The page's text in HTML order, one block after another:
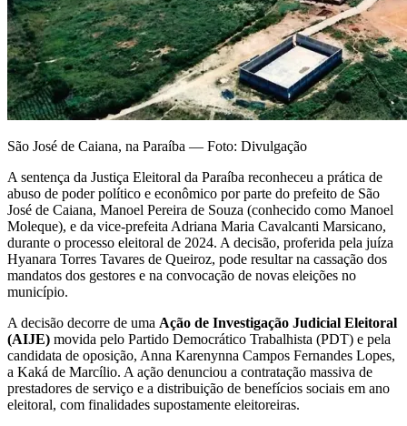
São José de Caiana, na Paraíba — Foto: Divulgação
A sentença da Justiça Eleitoral da Paraíba reconheceu a prática de
abuso de poder político e econômico por parte do prefeito de São
José de Caiana, Manoel Pereira de Souza (conhecido como Manoel
Moleque), e da vice-prefeita Adriana Maria Cavalcanti Marsicano,
durante o processo eleitoral de 2024. A decisão, proferida pela juíza
Hyanara Torres Tavares de Queiroz, pode resultar na cassação dos
mandatos dos gestores e na convocação de novas eleições no
município.
A decisão decorre de uma Ação de Investigação Judicial Eleitoral
(AIJE) movida pelo Partido Democrático Trabalhista (PDT) e pela
candidata de oposição, Anna Karenynna Campos Fernandes Lopes,
a Kaká de Marcílio. A ação denunciou a contratação massiva de
prestadores de serviço e a distribuição de benefícios sociais em ano
eleitoral, com finalidades supostamente eleitoreiras.